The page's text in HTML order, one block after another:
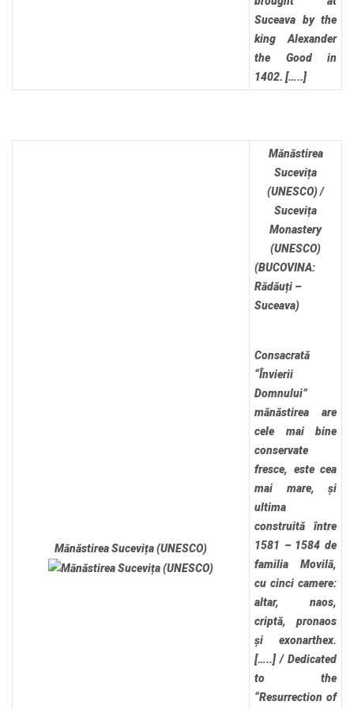
Suceava by the
king Alexander
the Good in
1402. […..]
Mănăstirea Sucevița (UNESCO)
Mănăstirea
Sucevița
(UNESCO) /
Sucevița
Monastery
(UNESCO)
(BUCOVINA:
Rădăuți –
Suceava)
Consacrată
“Învierii
Domnului”
mănăstirea are
cele mai bine
conservate
fresce, este cea
mai mare, și
ultima
construită între
1581 – 1584 de
familia Movilă,
cu cinci camere:
altar, naos,
criptă, pronaos
și exonarthex.
[…..] / Dedicated
to the
“Resurrection of